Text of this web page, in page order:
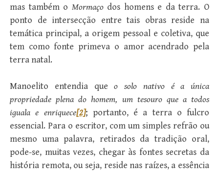
mas também o Mormaçodos homens e da terra. O
ponto de intersecção entre tais obras reside na
temática principal, a origem pessoal e coletiva, que
tem como fonte primeva o amor acendrado pela
terra natal.
Manoelito entendia queo solo nativo é a única
propriedade plena do homem, um tesouro que a todos
iguala e enriquece[2]; portanto, é a terra o fulcro
essencial. Para o escritor, com um simples refrão ou
mesmo uma palavra, retirados da tradição oral,
pode-se, muitas vezes, chegar às fontes secretas da
história remota, ou seja, reside nas raízes, a essência